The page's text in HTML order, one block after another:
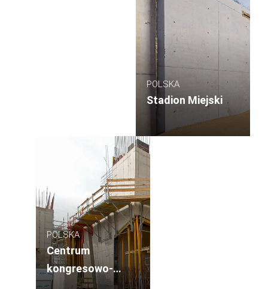
POLSKA
Stadion Miejski
POLSKA
Centrum
kongresowo-
kulturalne